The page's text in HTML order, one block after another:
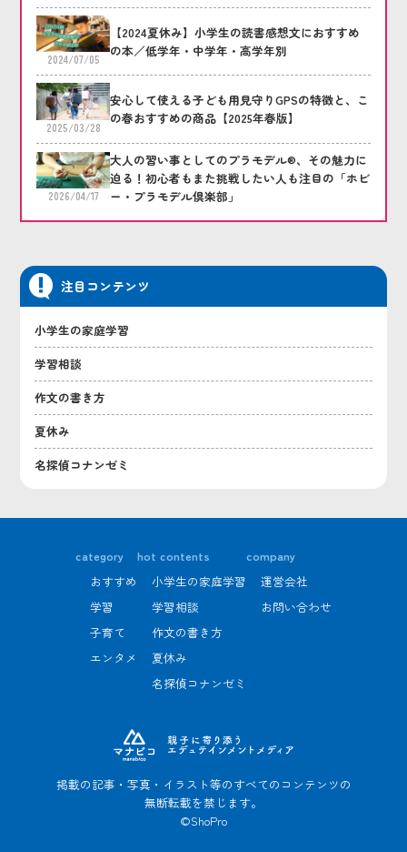
2024/07/05
【2024夏休み】小学生の読書感想文におすすめ
の本／低学年・中学年・高学年別
2025/03/28
安心して使える子ども用見守りGPSの特徴と、こ
の春おすすめの商品【2025年春版】
2026/04/17
大人の習い事としてのプラモデル®、その魅力に
迫る！初心者もまた挑戦したい人も注目の「ホビ
ー・プラモデル倶楽部」
注目コンテンツ
小学生の家庭学習
学習相談
作文の書き方
夏休み
名探偵コナンゼミ
掲載の記事・写真・イラスト等のすべてのコンテンツの
無断転載を禁じます。
©ShoPro
category
おすすめ
学習
子育て
エンタメ
hot contents
小学生の家庭学習
学習相談
作文の書き方
夏休み
名探偵コナンゼミ
company
運営会社
お問い合わせ